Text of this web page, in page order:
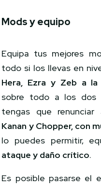
Mods y equipo
Equipa tus mejores
todo si los llevas en
Hera, Ezra y Zeb a la
sobre todo a los dos
tengas que
Kanan y Chopper, con
lo puedes permitir,
ataque y daño crítico.
Es posible pasarse el